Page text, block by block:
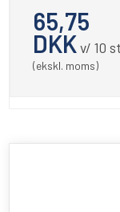
65,75
DKKv/ 10
(ekskl. moms)